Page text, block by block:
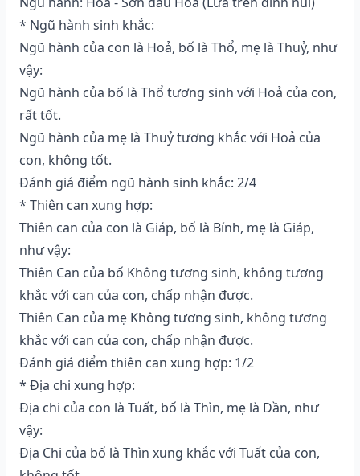
* Ngũ hành sinh khắc:
Ngũ hành của con là Hoả, bố là Thổ, mẹ là Thuỷ, như
vậy:
Ngũ hành của bố là Thổ tương sinh với Hoả của con,
rất tốt.
Ngũ hành của mẹ là Thuỷ tương khắc với Hoả của
con, không tốt.
Đánh giá điểm ngũ hành sinh khắc: 2/4
* Thiên can xung hợp:
Thiên can của con là Giáp, bố là Bính, mẹ là Giáp,
như vậy:
Thiên Can của bố Không tương sinh, không tương
khắc với can của con, chấp nhận được.
Thiên Can của mẹ Không tương sinh, không tương
khắc với can của con, chấp nhận được.
Đánh giá điểm thiên can xung hợp: 1/2
* Địa chi xung hợp:
Địa chi của con là Tuất, bố là Thìn, mẹ là Dần, như
vậy:
Địa Chi của bố là Thìn xung khắc với Tuất của con,